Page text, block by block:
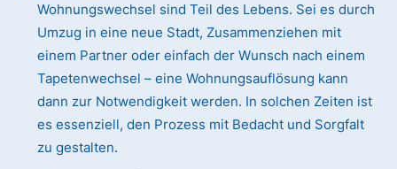
Wohnungswechsel sind Teil des Lebens. Sei es durch
Umzug in eine neue Stadt, Zusammenziehen mit
einem Partner oder einfach der Wunsch nach einem
Tapetenwechsel – eine Wohnungsauflösung kann
dann zur Notwendigkeit werden. In solchen Zeiten ist
es essenziell, den Prozess mit Bedacht und Sorgfalt
zu gestalten.